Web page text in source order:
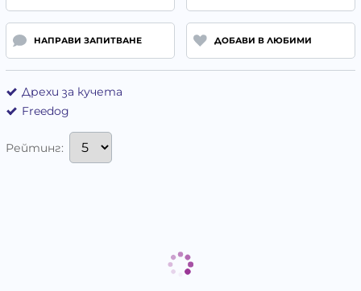
НАПРАВИ ЗАПИТВАНЕ ДОБАВИ В ЛЮБИМИ
Дрехи за кучета
Freedog
Рейтинг: